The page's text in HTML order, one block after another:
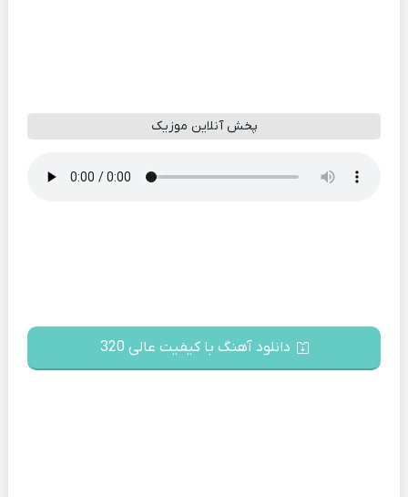
پخش آنلاین موزیک
دانلود آهنگ با کیفیت عالی 320